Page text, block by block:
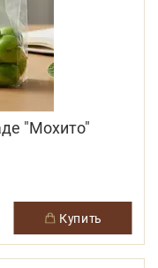
"Мохито"
купить